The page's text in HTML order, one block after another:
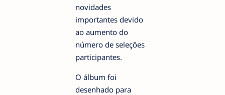
novidades
importantes devido
ao aumento do
número de seleções
participantes.
O álbum foi
desenhado para